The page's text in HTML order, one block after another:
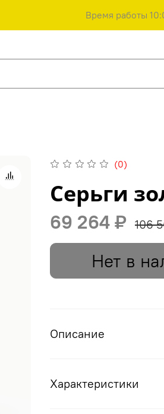
Время работы
(0)
Серьги
69 264 ₽ 106
Нет в
Описание
Характеристики